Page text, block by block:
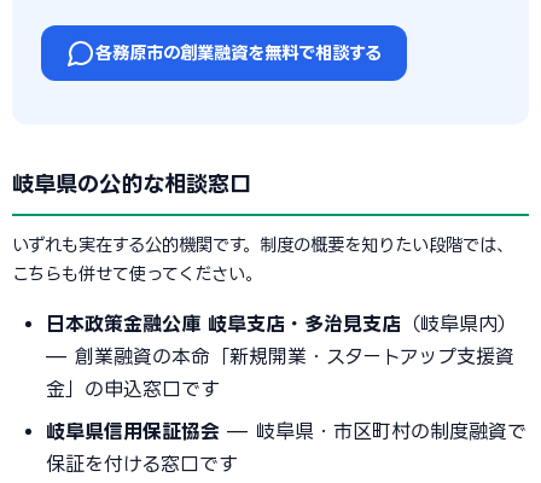
各務原市の創業融資を無料で相談する
岐阜県の公的な相談窓口
いずれも実在する公的機関です。制度の概要を知りたい段階では、
こちらも併せて使ってください。
日本政策金融公庫 岐阜支店・多治見支店 （岐阜県内）
— 創業融資の本命「新規開業・スタートアップ支援資
金」の申込窓口です
岐阜県信用保証協会 — 岐阜県・市区町村の制度融資で
保証を付ける窓口です